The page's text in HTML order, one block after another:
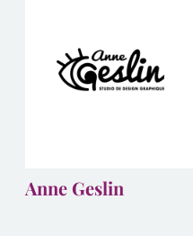
Anne Geslin